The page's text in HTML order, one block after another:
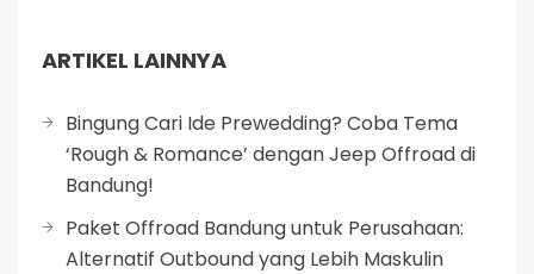
ARTIKEL LAINNYA
Bingung Cari Ide Prewedding? Coba Tema
‘Rough & Romance’ dengan Jeep Offroad di
Bandung!
Paket Offroad Bandung untuk Perusahaan:
Alternatif Outbound yang Lebih Maskulin